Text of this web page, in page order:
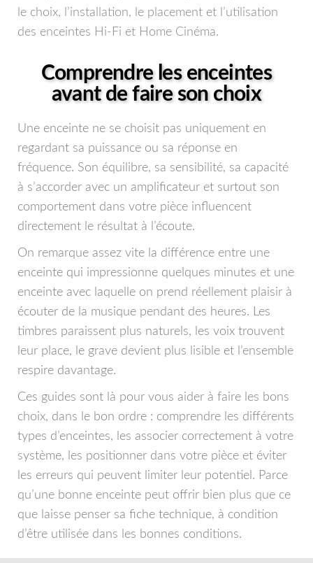
le choix, l’installation, le placement et l’utilisation
des enceintes Hi-Fi et Home Cinéma.
Comprendre les enceintes
avant de faire son choix
Une enceinte ne se choisit pas uniquement en
regardant sa puissance ou sa réponse en
fréquence. Son équilibre, sa sensibilité, sa capacité
à s’accorder avec un amplificateur et surtout son
comportement dans votre pièce influencent
directement le résultat à l’écoute.
On remarque assez vite la différence entre une
enceinte qui impressionne quelques minutes et une
enceinte avec laquelle on prend réellement plaisir à
écouter de la musique pendant des heures. Les
timbres paraissent plus naturels, les voix trouvent
leur place, le grave devient plus lisible et l’ensemble
respire davantage.
Ces guides sont là pour vous aider à faire les bons
choix, dans le bon ordre : comprendre les différents
types d’enceintes, les associer correctement à votre
système, les positionner dans votre pièce et éviter
les erreurs qui peuvent limiter leur potentiel. Parce
qu’une bonne enceinte peut offrir bien plus que ce
que laisse penser sa fiche technique, à condition
d’être utilisée dans les bonnes conditions.